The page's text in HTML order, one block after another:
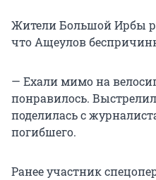
Жители Большой Ирбы
что Ащеулов
— Ехали мимо на
понравилось.
поделилась с
погибшего.
Ранее участник